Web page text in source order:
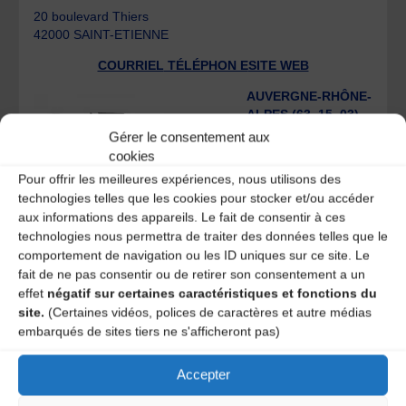
Gérer le consentement aux
cookies
Pour offrir les meilleures expériences, nous utilisons des
technologies telles que les cookies pour stocker et/ou accéder
aux informations des appareils. Le fait de consentir à ces
technologies nous permettra de traiter des données telles que le
comportement de navigation ou les ID uniques sur ce site. Le
fait de ne pas consentir ou de retirer son consentement a un
effet négatif sur certaines caractéristiques et fonctions du
site. (Certaines vidéos, polices de caractères et autre médias
embarqués de sites tiers ne s'afficheront pas)
Accepter
20 boulevard Thiers
42000 SAINT-ETIENNE
COURRIEL TÉLÉPHON ESITE WEB
AUVERGNE-RHÔNE-
ALPES (63, 15, 03)
La Coopérative de
Responsable de la
médiation culturelle
rue Serge Gainsbourg
63100 CLERMONT-FERRAND
TÉLÉPHONE